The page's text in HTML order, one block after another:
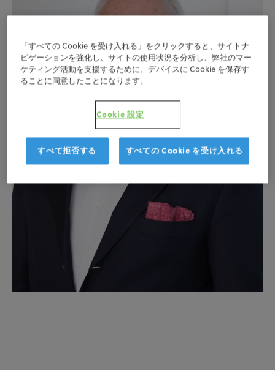
「すべての Cookie を受け入れる」をクリックすると、サイトナ
ビゲーションを強化し、サイトの使用状況を分析し、弊社のマー
ケティング活動を支援するために、デバイスに Cookie を保存す
ることに同意したことになります。
Cookie 設定
すべて拒否する すべての Cookie を受け入れる